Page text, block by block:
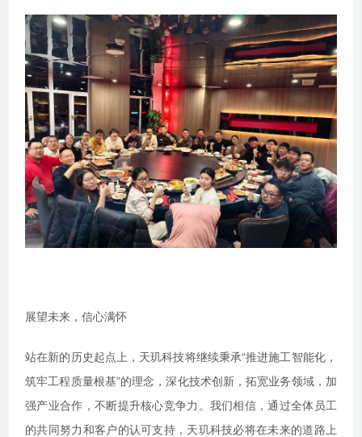
展望未来，信心满怀
站在新的历史起点上，天玑科技将继续秉承“推进施工智能化，
筑牢工程质量根基”的理念，深化技术创新，拓宽业务领域，加
强产业合作，不断提升核心竞争力。我们相信，通过全体员工
的共同努力和客户的认可支持，天玑科技必将在未来的道路上